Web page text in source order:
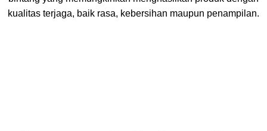
kualitas terjaga, baik rasa, kebersihan maupun penampilan.